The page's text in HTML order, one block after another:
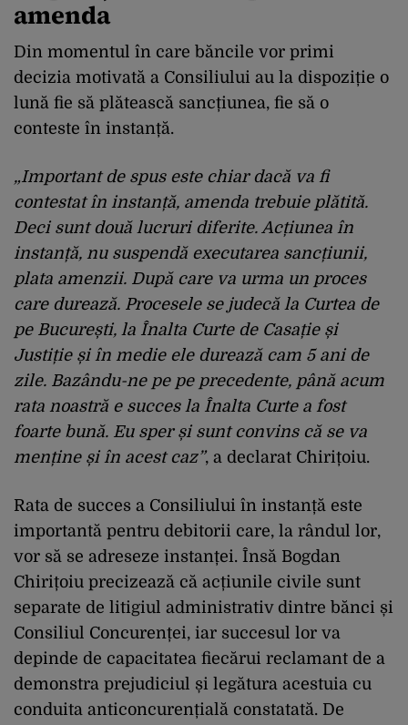
amenda
Din momentul în care băncile vor primi
decizia motivată a Consiliului au la dispoziție o
lună fie să plătească sancțiunea, fie să o
conteste în instanță.
„Important de spus este chiar dacă va fi
contestat în instanță, amenda trebuie plătită.
Deci sunt două lucruri diferite. Acțiunea în
instanță, nu suspendă executarea sancțiunii,
plata amenzii. După care va urma un proces
care durează. Procesele se judecă la Curtea de
pe București, la Înalta Curte de Casație și
Justiție și în medie ele durează cam 5 ani de
zile. Bazându-ne pe pe precedente, până acum
rata noastră e succes la Înalta Curte a fost
foarte bună. Eu sper și sunt convins că se va
menține și în acest caz”, a declarat Chirițoiu.
Rata de succes a Consiliului în instanță este
importantă pentru debitorii care, la rândul lor,
vor să se adreseze instanței. Însă Bogdan
Chirițoiu precizează că acțiunile civile sunt
separate de litigiul administrativ dintre bănci și
Consiliul Concurenței, iar succesul lor va
depinde de capacitatea fiecărui reclamant de a
demonstra prejudiciul și legătura acestuia cu
conduita anticoncurențială constatată. De